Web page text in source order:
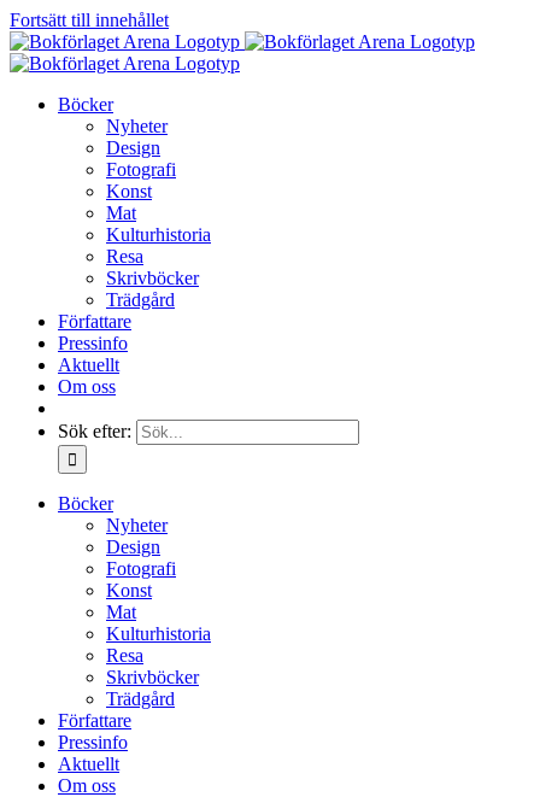
Fortsätt till innehållet
Böcker
Nyheter
Design
Fotografi
Konst
Mat
Kulturhistoria
Resa
Skrivböcker
Trädgård
Författare
Pressinfo
Aktuellt
Om oss
Sök efter:
Böcker
Nyheter
Design
Fotografi
Konst
Mat
Kulturhistoria
Resa
Skrivböcker
Trädgård
Författare
Pressinfo
Aktuellt
Om oss